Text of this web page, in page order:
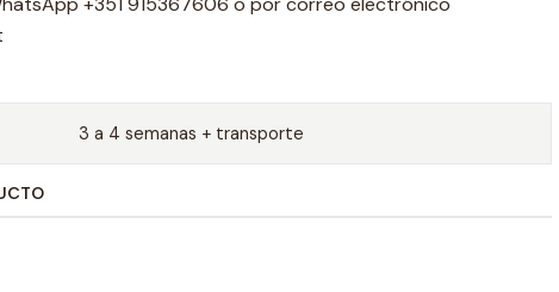
3 a 4 semanas + transporte